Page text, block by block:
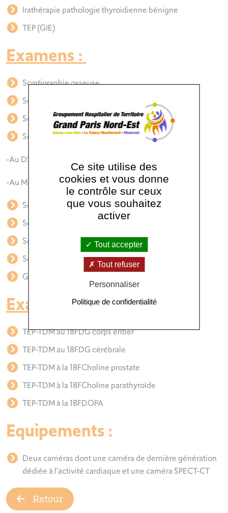
Irathérapie pathologie thyroidienne bénigne
TEP (GIE)
Examens :
Scintigraphie osseuse
Scintigraphie myocardique
Scintigraphie pulmonaire
Scintigraphies rénales
-Au DSMA
-Au Mag3
Scintigraphie DATSCAN
Scintigraphie de fraction d’éjection cardiaque
Scintigraphie thyroïdienne
Scintigraphie parathyroïdienne
Ganglions sentinelles
Examens TEP :
TEP-TDM au 18FDG corps entier
TEP-TDM au 18FDG cérébrale
TEP-TDM à la 18FCholine prostate
TEP-TDM à la 18FCholine parathyroïde
TEP-TDM à la 18FDOPA
Equipements :
Deux caméras dont une caméra de dernière génération
dédiée à l’activité cardiaque et une caméra SPECT-CT
Retour
Ce site utilise des
cookies et vous donne
le contrôle sur ceux
que vous souhaitez
activer
Tout accepter
Tout refuser
Personnaliser
Politique de confidentialité